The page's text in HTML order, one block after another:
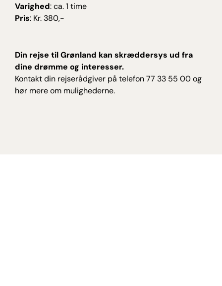
Varighed: ca. 1 time
Pris: Kr. 380,-
Din rejse til Grønland kan skræddersys ud fra
dine drømme og interesser.
Kontakt din rejserådgiver på telefon 77 33 55 00 og
hør mere om mulighederne.